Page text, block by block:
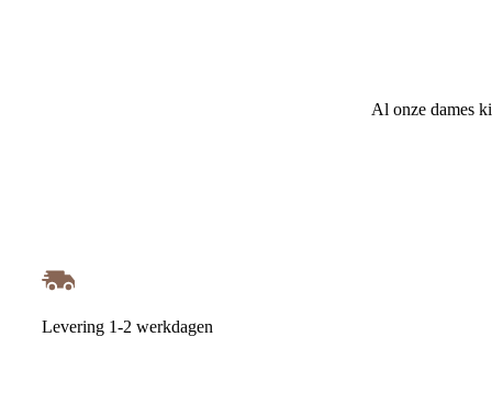
Al onze dames
Levering 1-2 werkdagen